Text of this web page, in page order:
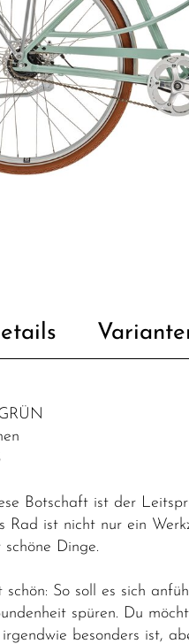
Botschaft ist der
Rad ist nicht nur ein
Dinge.
So soll es sich
spüren. Du
besonders ist,